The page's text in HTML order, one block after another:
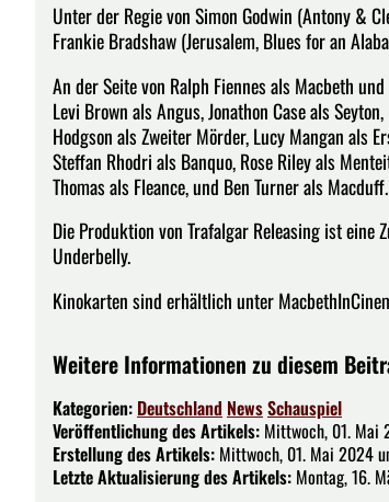
Unter der Regie von Simon Godwin (Antony &
Frankie Bradshaw (Jerusalem, Blues for an
An der Seite von Ralph Fiennes als Macbeth
Levi Brown als Angus, Jonathon Case als
Hodgson als Zweiter Mörder, Lucy Mangan als
Steffan Rhodri als Banquo, Rose Riley als
Thomas als Fleance, und Ben Turner als Macduff.
Die Produktion von Trafalgar Releasing ist eine
Underbelly.
Kinokarten sind erhältlich unter
Weitere Informationen zu diesem
Kategorien: Deutschland NewsSchauspiel
Veröffentlichung des Artikels: Mittwoch, 01. Mai
Erstellung des Artikels: Mittwoch, 01. Mai 2024
Letzte Aktualisierung des Artikels: Montag, 16.